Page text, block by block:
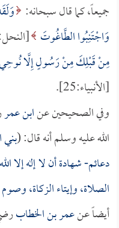
جميعاً، كما قال سبحانه:
وَاجْتَنِبُوا الطَّاغُوتَ [النحل:36]، وقال
مِنْ قَبْلِكَ مِنْ رَسُولٍ إِلَّا نُوحِي
[الأنبياء:25].
وفي الصحيحين عنابن عمر
الله عليه وسلم أنه قال: (
دعائم- شهادة أن لا إله إلا
الصلاة، وإيتاء الزكاة،
أيضاً عنعمر بن الخطاب